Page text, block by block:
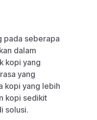
pada seberapa
dalam
kopi yang
yang
kopi yang lebih
kopi sedikit
solusi.